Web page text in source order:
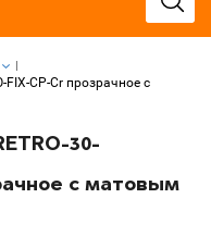
FIX-CP-Cr прозрачное с
30-
с матовым